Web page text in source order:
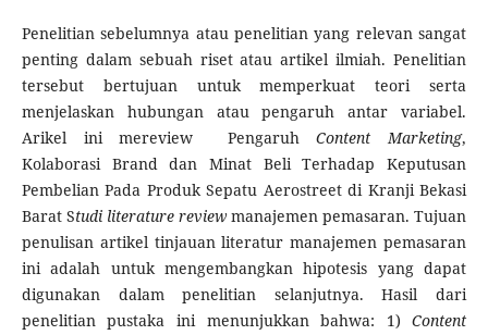
Penelitian sebelumnya atau penelitian yang relevan sangat
penting dalam sebuah riset atau artikel ilmiah. Penelitian
tersebut bertujuan untuk memperkuat teori serta
menjelaskan hubungan atau pengaruh antar variabel.
Arikel ini mereview PengaruhContent Marketing,
Kolaborasi Brand dan Minat Beli Terhadap Keputusan
Pembelian Pada Produk Sepatu Aerostreet di Kranji Bekasi
Barat Studi literature reviewmanajemen pemasaran. Tujuan
penulisan artikel tinjauan literatur manajemen pemasaran
ini adalah untuk mengembangkan hipotesis yang dapat
digunakan dalam penelitian selanjutnya. Hasil dari
penelitian pustaka ini menunjukkan bahwa: 1)Content